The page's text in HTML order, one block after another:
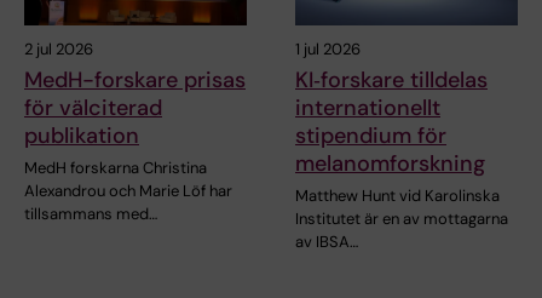
2 jul 2026
MedH-forskare prisas
för välciterad
publikation
MedH forskarna Christina
Alexandrou och Marie Löf har
tillsammans med…
1 jul 2026
KI‑forskare tilldelas
internationellt
stipendium för
melanomforskning
Matthew Hunt vid Karolinska
Institutet är en av mottagarna
av IBSA…